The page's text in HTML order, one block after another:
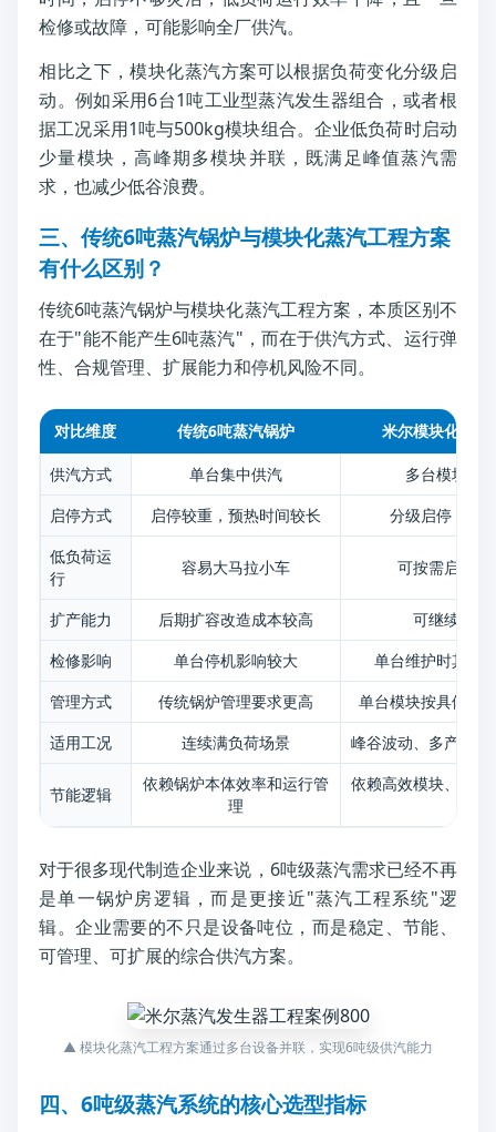
检修或故障，可能影响全厂供汽。
相比之下，模块化蒸汽方案可以根据负荷变化分级启
动。例如采用6台1吨工业型蒸汽发生器组合，或者根
据工况采用1吨与500kg模块组合。企业低负荷时启动
少量模块，高峰期多模块并联，既满足峰值蒸汽需
求，也减少低谷浪费。
三、传统6吨蒸汽锅炉与模块化蒸汽工程方案
有什么区别？
传统6吨蒸汽锅炉与模块化蒸汽工程方案，本质区别不
在于"能不能产生6吨蒸汽"，而在于供汽方式、运行弹
性、合规管理、扩展能力和停机风险不同。
对比维度 传统6吨蒸汽锅炉 米尔模块化蒸汽
供汽方式 单台集中供汽
多台模块并
启停方式
启停较重，预热时间较长
分级启停，响
低负荷运
行
容易大马拉小车 可按需启动部
扩产能力 后期扩容改造成本较高
可继续增加
检修影响
单台停机影响较大
单台维护时其他
管理方式
传统锅炉管理要求更高
单台模块按具体结
适用工况
连续满负荷场景 峰谷波动、多产线
节能逻辑
依赖锅炉本体效率和运行管
理
依赖高效模块、分
对于很多现代制造企业来说，6吨级蒸汽需求已经不再
是单一锅炉房逻辑，而是更接近"蒸汽工程系统"逻
辑。企业需要的不只是设备吨位，而是稳定、节能、
可管理、可扩展的综合供汽方案。
▲ 模块化蒸汽工程方案通过多台设备并联，实现6吨级供汽能力
四、6吨级蒸汽系统的核心选型指标